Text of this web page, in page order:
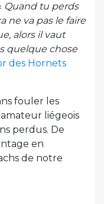
Quand tu perds
ne va pas le faire
alors il vaut
quelque chose
des Hornets
fouler les
liégeois
perdus. De
en
de notre